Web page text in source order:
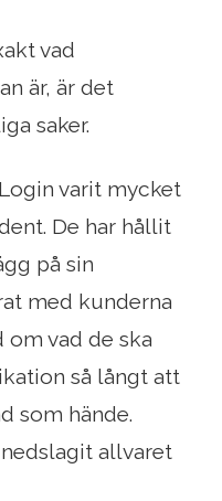
vad
är, är det
saker.
varit mycket
De har hållit
på sin
med kunderna
om vad de ska
så långt att
som hände.
allvaret